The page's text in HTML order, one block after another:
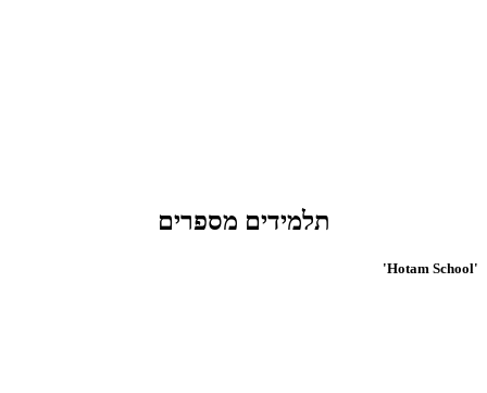
תלמידים מספרים
'Hotam School'